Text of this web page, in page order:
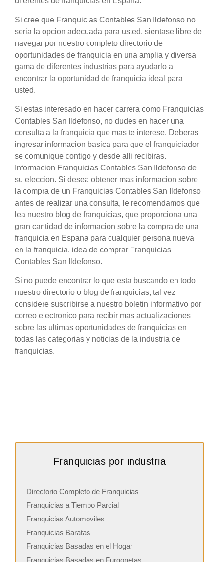
Si cree que Franquicias Contables San Ildefonso no
seria la opcion adecuada para usted, sientase libre de
navegar por nuestro completo directorio de
oportunidades de franquicia en una amplia y diversa
gama de diferentes industrias para ayudarlo a
encontrar la oportunidad de franquicia ideal para
usted.
Si estas interesado en hacer carrera como Franquicias
Contables San Ildefonso, no dudes en hacer una
consulta a la franquicia que mas te interese. Deberas
ingresar informacion basica para que el franquiciador
se comunique contigo y desde alli recibiras.
Informacion Franquicias Contables San Ildefonso de
su eleccion. Si desea obtener mas informacion sobre
la compra de un Franquicias Contables San Ildefonso
antes de realizar una consulta, le recomendamos que
lea nuestro blog de franquicias, que proporciona una
gran cantidad de informacion sobre la compra de una
franquicia en Espana para cualquier persona nueva
en la franquicia. idea de comprar Franquicias
Contables San Ildefonso.
Si no puede encontrar lo que esta buscando en todo
nuestro directorio o blog de franquicias, tal vez
considere suscribirse a nuestro boletin informativo por
correo electronico para recibir mas actualizaciones
sobre las ultimas oportunidades de franquicias en
todas las categorias y noticias de la industria de
franquicias.
Franquicias por industria
Directorio Completo de Franquicias
Franquicias a Tiempo Parcial
Franquicias Automoviles
Franquicias Baratas
Franquicias Basadas en el Hogar
Franquicias Basadas en Furgonetas